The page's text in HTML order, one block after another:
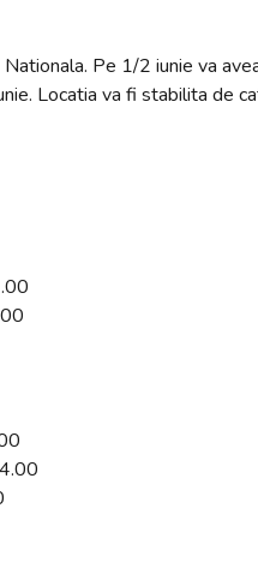
Pe 1/2 iunie va
Locatia va fi stabilita de